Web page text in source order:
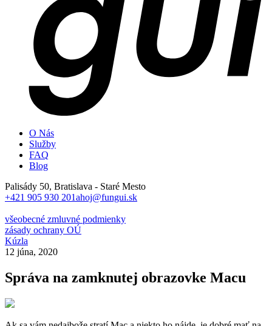
O Nás
Služby
FAQ
Blog
Palisády 50, Bratislava - Staré Mesto
+421 905 930 201ahoj@fungui.sk
všeobecné zmluvné podmienky
zásady ochrany OÚ
Kúzla
12 júna, 2020
Správa na zamknutej obrazovke Macu